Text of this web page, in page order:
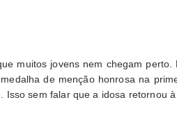
muitos jovens nem chegam perto.
de menção honrosa na
sem falar que a idosa retornou